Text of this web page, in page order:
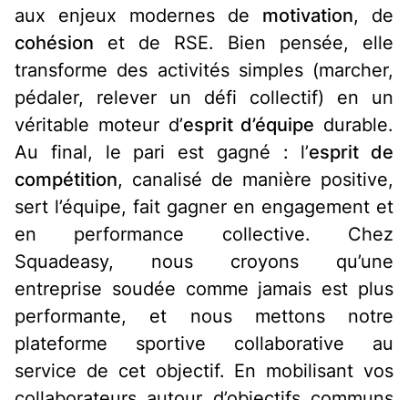
aux enjeux modernes de motivation, de
cohésion et de RSE. Bien pensée, elle
transforme des activités simples (marcher,
pédaler, relever un défi collectif) en un
véritable moteur d’esprit d’équipe durable.
Au final, le pari est gagné : l’esprit de
compétition, canalisé de manière positive,
sert l’équipe, fait gagner en engagement et
en performance collective. Chez
Squadeasy, nous croyons qu’une
entreprise soudée comme jamais est plus
performante, et nous mettons notre
plateforme sportive collaborative au
service de cet objectif. En mobilisant vos